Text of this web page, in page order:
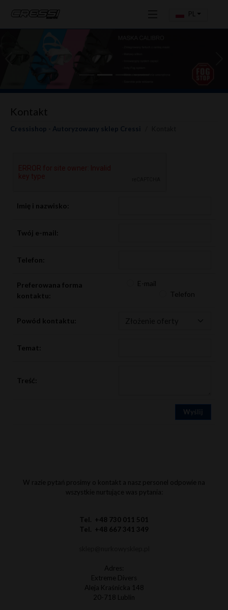
PL
Kontakt
Cressishop - Autoryzowany sklep Cressi
Imię i nazwisko:
Twój e-mail:
Telefon:
Preferowana forma
kontaktu:
E-mail
Telefon
Powód kontaktu:
Temat:
Treść:
W razie pytań prosimy o kontakt a nasz personel odpowie na
wszystkie nurtujące was pytania:
Tel. +48 730 011 501
Tel. +48 667 341 349
Adres:
Extreme Divers
Aleja Kraśnicka 148
20-718 Lublin